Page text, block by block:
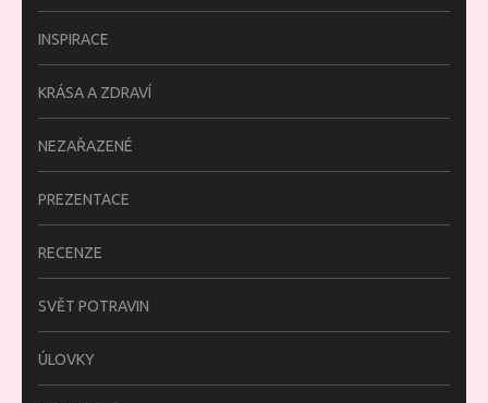
INSPIRACE
KRÁSA A ZDRAVÍ
NEZAŘAZENÉ
PREZENTACE
RECENZE
SVĚT POTRAVIN
ÚLOVKY